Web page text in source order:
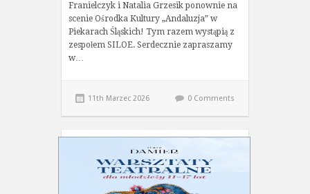
Franielczyk i Natalia Grzesik ponownie na
scenie Ośrodka Kultury „Andaluzja” w
Piekarach Śląskich! Tym razem wystąpią z
zespołem SILOE. Serdecznie zapraszamy
w…
11th Marzec 2026 0 Comments